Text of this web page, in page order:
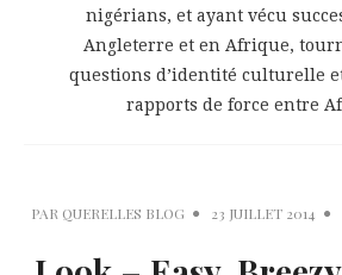
nigérians, et ayant vécu
Angleterre et en Afrique,
questions d’identité culturelle
rapports de force entre
PAR QUERELLES BLOG 23 JUILLET 2014